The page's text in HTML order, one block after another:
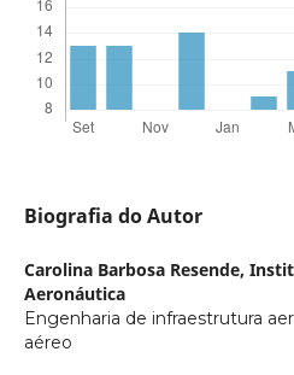
Biografia do Autor
Carolina Barbosa Resende,
Aeronáutica
Engenharia de infraestrutura
aéreo